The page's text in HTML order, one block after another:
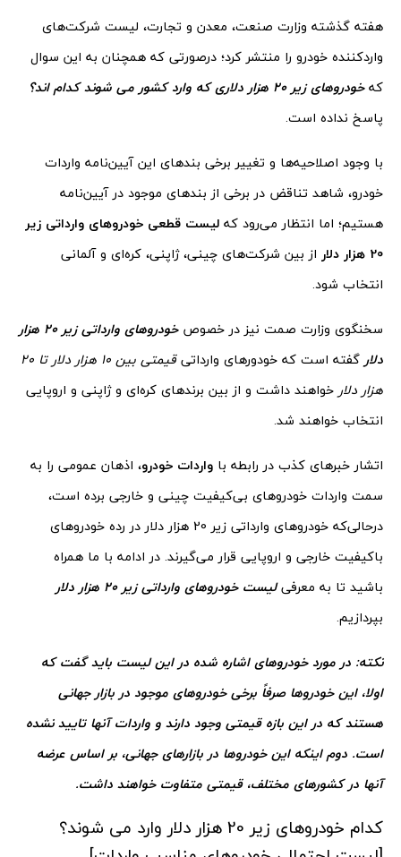
هفته گذشته وزارت صنعت، معدن و تجارت، لیست شرکت‌های
واردکننده خودرو را منتشر کرد؛ درصورتی که همچنان به این سوال
کهخودروهای زیر 20 هزار دلاری که وارد کشور می شوند کدام اند؟
پاسخ نداده است.
با وجود اصلاحیه‌ها و تغییر برخی بندهای این آیین‌نامه واردات
خودرو، شاهد تناقض در برخی از بندهای موجود در آیین‌نامه
هستیم؛ اما انتظار می‌رود که لیست قطعی خودروهای وارداتی زیر
20 هزار دلار
از بین شرکت‌های چینی، ژاپنی، کره‌ای و آلمانی
انتخاب شود.
سخنگوی وزارت صمت نیز در خصوص
خودروهای وارداتی زیر 20 هزار
دلار گفته است که خودورهای وارداتی
قیمتی بین 10 هزار دلار تا 20
هزار دلار خواهند داشت و از بین برندهای کره‌ای و ژاپنی و اروپایی
انتخاب خواهند شد.
اتشار خبرهای کذب در رابطه با واردات خودرو، اذهان عمومی را به
سمت واردات خودروهای بی‌کیفیت چینی و خارجی برده است،
درحالی‌که خودروهای وارداتی زیر 20 هزار دلار در رده خودروهای
باکیفیت خارجی و اروپایی قرار می‌گیرند. در ادامه با ما همراه
باشید تا به معرفیلیست خودروهای وارداتی زیر 20 هزار دلار
بپردازیم.
نکته: در مورد خودروهای اشاره شده در این لیست باید گفت که
اولا، این خودروها صرفاً برخی خودروهای موجود در بازار جهانی
هستند که در این بازه قیمتی وجود دارند و واردات آنها تایید نشده
است. دوم اینکه این خودروها در بازارهای جهانی، بر اساس عرضه
آنها در کشورهای مختلف، قیمتی متفاوت خواهند داشت.
کدام خودروهای زیر 20 هزار دلار وارد می شوند؟